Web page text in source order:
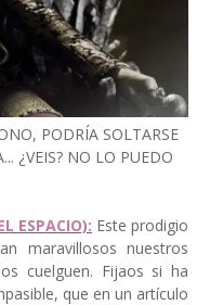
PODRÍA SOLTARSE
¿VEIS? NO LO PUEDO
ESPACIO): Este prodigio
maravillosos nuestros
cuelguen. Fijaos si ha
que en un artículo